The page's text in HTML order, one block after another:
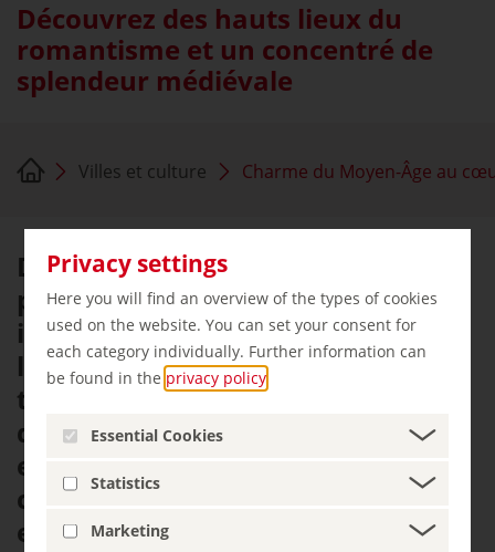
Privacy settings
Here you will find an overview of the types of cookies
used on the website. You can set your consent for
each category individually. Further information can
be found in the privacy policy
Essential Cookies
Statistics
Marketing
Découvrez des hauts lieux du
romantisme et un concentré de
splendeur médiévale
Villes et culture Charme du Moyen-Âge au
Dans certaines villes, ce ne sont
pas des monuments « stars »
individuels qui suscitent
l'enthousiasme, mais plutôt un
tout. C'est le cas des vieilles villes
dont les ensembles médiévaux
et/ou baroques de maisons à
colombages, de tourelles, d'églises
et de ruelles forment une vue